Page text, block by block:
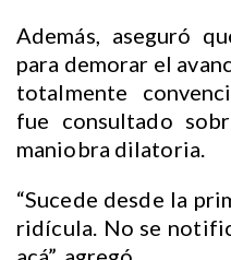
Además, aseguró
para demorar el
totalmente
fue consultado
maniobra dilatoria.
“Sucede desde la
ridícula. No se